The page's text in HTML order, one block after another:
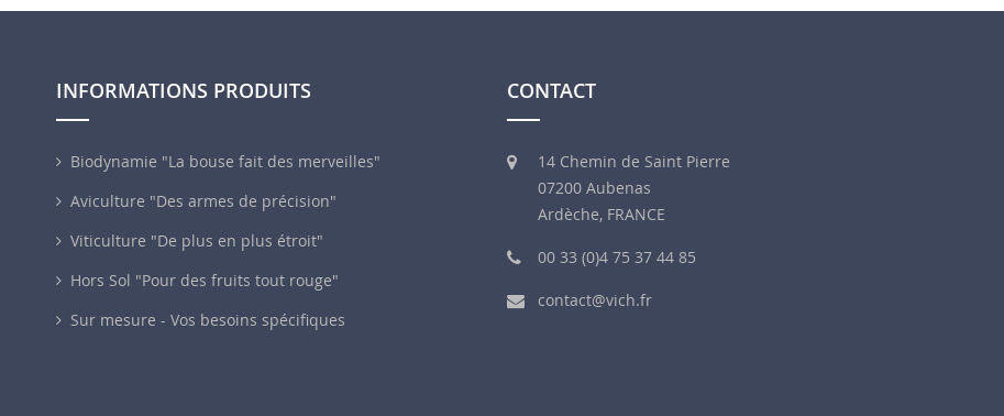
INFORMATIONS PRODUITS
Biodynamie "La bouse fait des merveilles"
Aviculture "Des armes de précision"
Viticulture "De plus en plus étroit"
Hors Sol "Pour des fruits tout rouge"
Sur mesure - Vos besoins spécifiques
CONTACT
14 Chemin de Saint Pierre
07200 Aubenas
Ardèche, FRANCE
00 33 (0)4 75 37 44 85
contact@vich.fr